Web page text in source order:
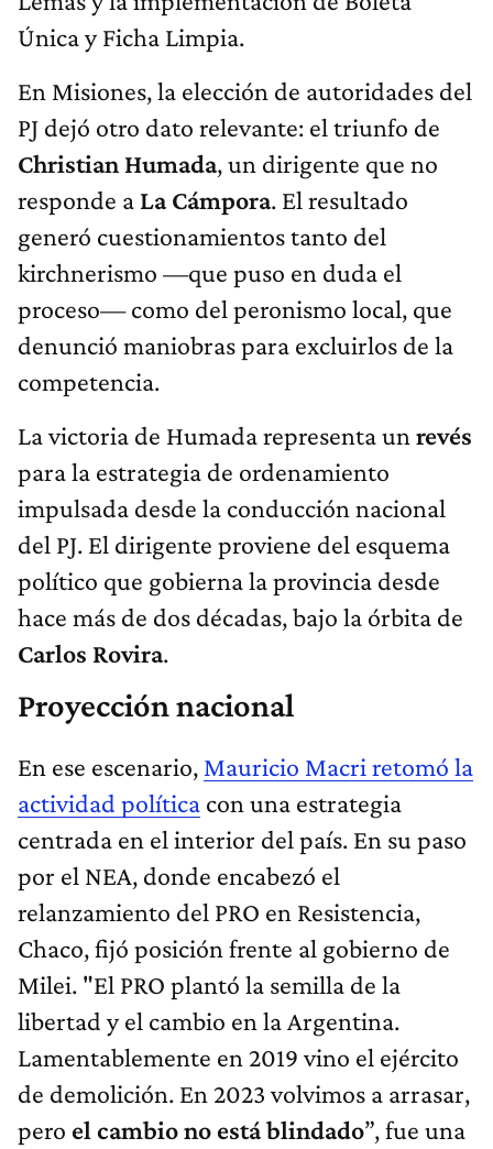
Única y Ficha Limpia.
En Misiones, la elección de autoridades del
PJ dejó otro dato relevante: el triunfo de
Christian Humada, un dirigente que no
responde a La Cámpora. El resultado
generó cuestionamientos tanto del
kirchnerismo —que puso en duda el
proceso— como del peronismo local, que
denunció maniobras para excluirlos de la
competencia.
La victoria de Humada representa un revés
para la estrategia de ordenamiento
impulsada desde la conducción nacional
del PJ. El dirigente proviene del esquema
político que gobierna la provincia desde
hace más de dos décadas, bajo la órbita de
Carlos Rovira.
Proyección nacional
En ese escenario, Mauricio Macri retomó la
actividad política con una estrategia
centrada en el interior del país. En su paso
por el NEA, donde encabezó el
relanzamiento del PRO en Resistencia,
Chaco, fijó posición frente al gobierno de
Milei. "El PRO plantó la semilla de la
libertad y el cambio en la Argentina.
Lamentablemente en 2019 vino el ejército
de demolición. En 2023 volvimos a arrasar,
pero el cambio no está blindado”, fue una